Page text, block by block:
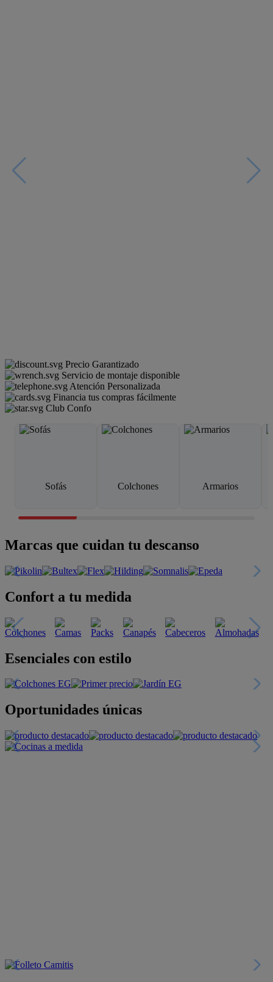
Precio Garantizado
Servicio de montaje disponible
Atención Personalizada
Financia tus compras fácilmente
Club Confo
Sofás Colchones Armarios
Marcas que cuidan tu descanso
Confort a tu medida
Esenciales con estilo
Oportunidades únicas